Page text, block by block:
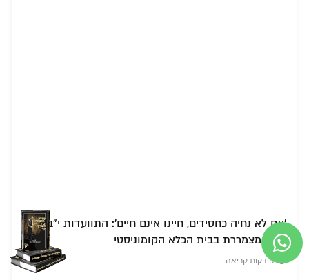
'אם לא נחיה כחסידים, חיינו אינם חיים': התוועדות י"ב
תמוז מצמררת בבית הכלא הקומוניסטי
9 דקות קריאה